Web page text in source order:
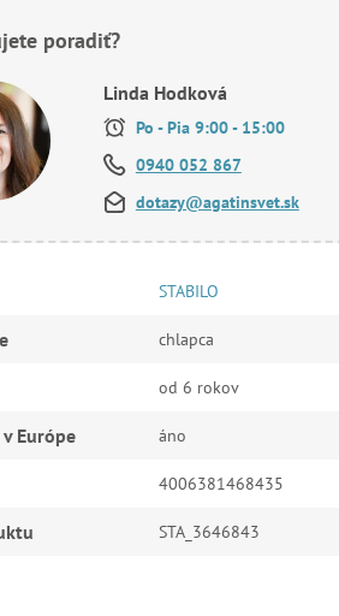
poradiť?
Linda Hodková
Po - Pia 9:00 - 15:00
0940 052 867
dotazy@agatinsvet.sk
STABILO
chlapca
od 6 rokov
Európe áno
4006381468435
STA_3646843